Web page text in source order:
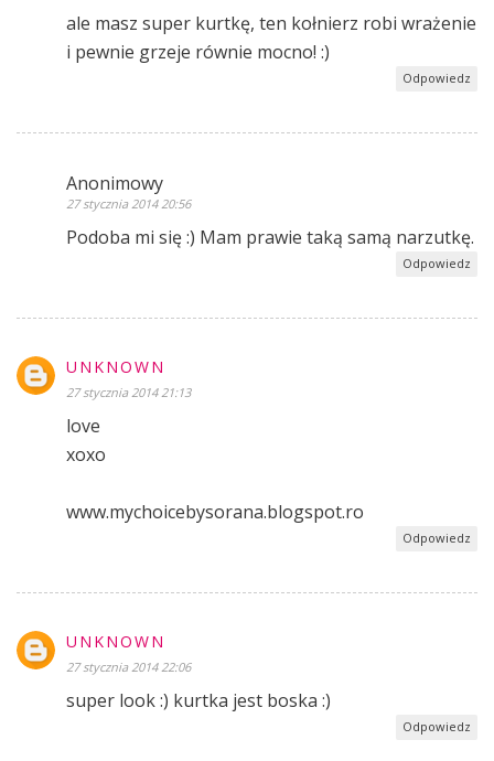
ale masz super kurtkę, ten kołnierz robi wrażenie
i pewnie grzeje równie mocno! :)
Odpowiedz
Anonimowy
27 stycznia 2014 20:56
Podoba mi się :) Mam prawie taką samą narzutkę.
Odpowiedz
UNKNOWN
27 stycznia 2014 21:13
love
xoxo
www.mychoicebysorana.blogspot.ro
Odpowiedz
UNKNOWN
27 stycznia 2014 22:06
super look :) kurtka jest boska :)
Odpowiedz